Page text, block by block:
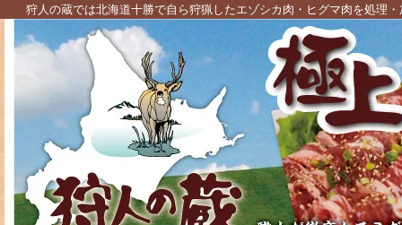
狩人の蔵では北海道十勝で自ら狩猟したエゾシカ肉・ヒグマ肉を処理